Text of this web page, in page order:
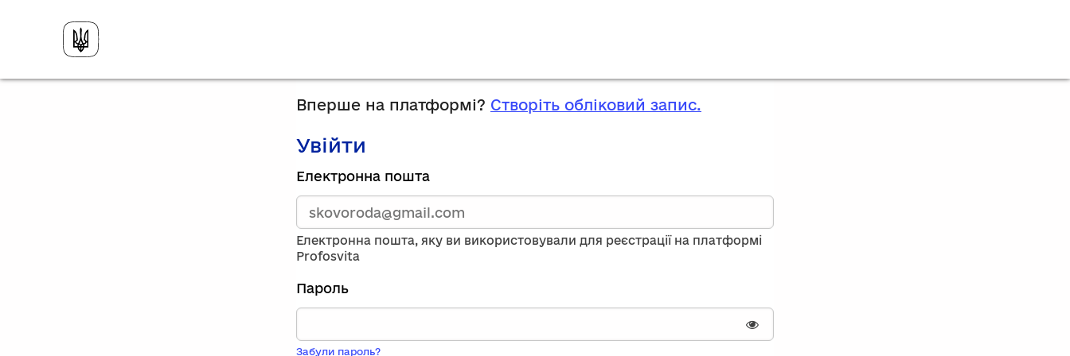
Вперше на платформі? Створіть обліковий запис.
Увійти
Зареєструйтесь,
використавши
електронну
адресу
та
пароль.
Якщо
вас
немає
запису,
Електронна пошта
Електронна пошта, яку ви використовували для реєстрації на платформі
Profosvita
Пароль
Показати пароль
Забули пароль?